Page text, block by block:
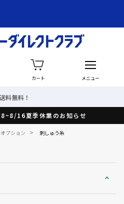
カート メニュー
16夏季休業のお知らせ
プション > 刺しゅう糸